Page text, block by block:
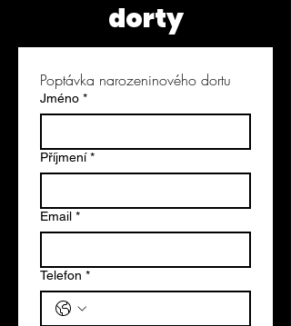
dorty
Poptávka narozeninového dortu
Jméno *
Příjmení *
Email *
Telefon *